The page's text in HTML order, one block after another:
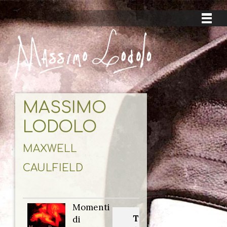
MASSIMO
LODOLO
MAXWELL
CAULFIELD
Momenti
di
Titolo